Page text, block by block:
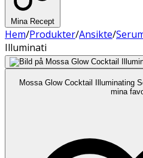
Mina Recept
Hem/Produkter/Ansikte/
Illuminati
Mossa Glow Cocktail Illuminating
mina